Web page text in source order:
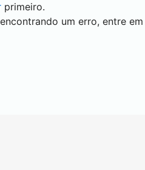
primeiro.
um erro, entre